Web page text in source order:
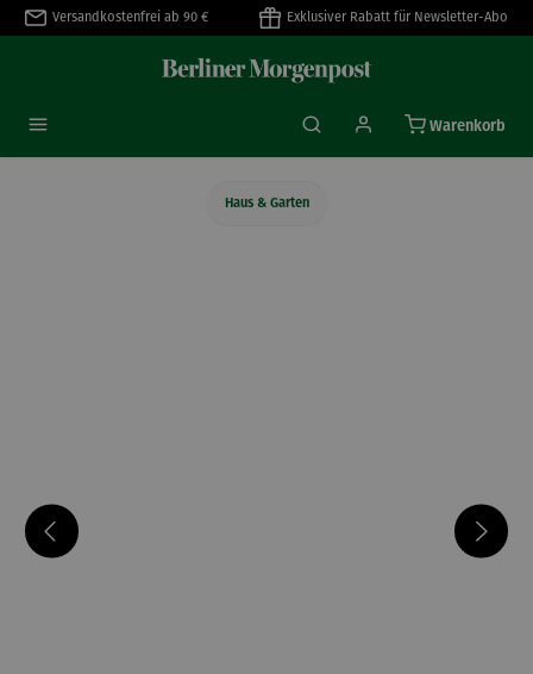
springen
Versandkostenfrei ab 90 € Exklusiver Rabatt für Newsletter-Abo
Warenkorb
Haus & Garten